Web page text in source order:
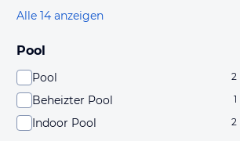
Alle 14 anzeigen
Pool
Pool 2
Beheizter Pool 1
Indoor Pool 2